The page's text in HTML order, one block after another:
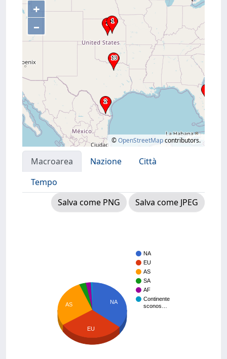
+
–
©OpenStreetMapcontributors.
Macroarea Nazione
Città
Tempo
Salva come PNG
Salva come JPEG
NA
EU
AS
SA
AF
Continente
sconos…
NA
AS
EU